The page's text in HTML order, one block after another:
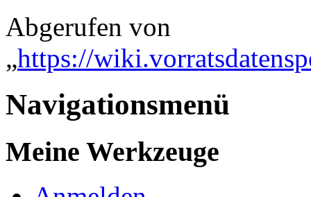
Abgerufen von
„https://
Navigationsmenü
Meine Werkzeuge